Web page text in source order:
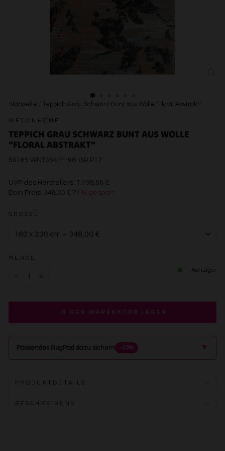
Startseite / Teppich Grau Schwarz Bunt aus Wolle "Floral Abstrakt"
WECONHOME
TEPPICH GRAU SCHWARZ BUNT AUS WOLLE
"FLORAL ABSTRAKT"
50165 WNT364FF-98-GR P17
UVP des Herstellers: 1.199,00 €€1.199,00
Dein Preis: 348,00 € 71% gespart
GRÖSSE
MENGE
Auf Lager
IN DEN WARENKORB LEGEN
Passendes RugPad dazu sichern −20% ▲
PRODUKTDETAILS
BESCHREIBUNG